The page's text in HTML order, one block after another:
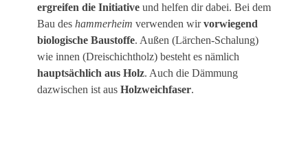
ergreifen die Initiative und helfen dir dabei. Bei dem
Bau des hammerheim verwenden wirvorwiegend
biologische Baustoffe. Außen (Lärchen-Schalung)
wie innen (Dreischichtholz) besteht es nämlich
hauptsächlich aus Holz. Auch die Dämmung
dazwischen ist aus Holzweichfaser.